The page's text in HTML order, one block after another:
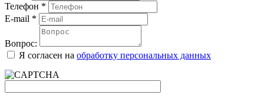
Телефон *
E-mail *
Вопрос:
Я согласен на обработку персональных данных